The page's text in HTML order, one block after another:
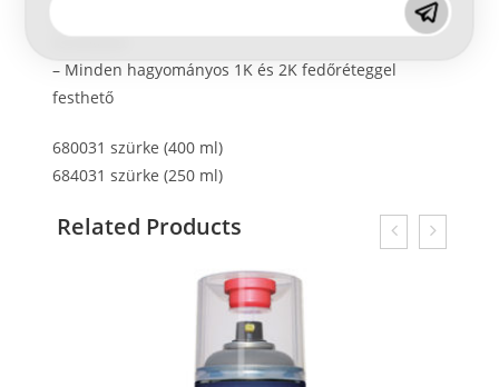
galvanizált felületeket, valamint a meglévő csiszolt
festékeket
– Minden hagyományos 1K és 2K fedőréteggel
festhető
680031 szürke (400 ml)
684031 szürke (250 ml)
Related Products